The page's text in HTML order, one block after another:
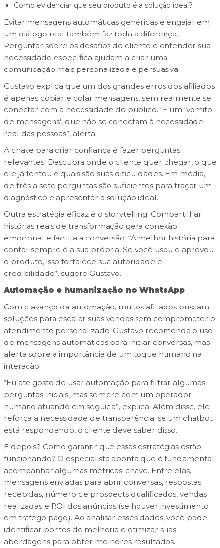
Como evidenciar que seu produto é a solução ideal?
Evitar mensagens automáticas genéricas e engajar em
um diálogo real também faz toda a diferença.
Perguntar sobre os desafios do cliente e entender sua
necessidade específica ajudam a criar uma
comunicação mais personalizada e persuasiva.
Gustavo explica que um dos grandes erros dos afiliados
é apenas copiar e colar mensagens, sem realmente se
conectar com a necessidade do público. “É um ‘vômito
de mensagens’, que não se conectam à necessidade
real das pessoas”, alerta.
A chave para criar confiança é fazer perguntas
relevantes. Descubra onde o cliente quer chegar, o que
ele já tentou e quais são suas dificuldades. Em média,
de três a sete perguntas são suficientes para traçar um
diagnóstico e apresentar a solução ideal.
Outra estratégia eficaz é o storytelling. Compartilhar
histórias reais de transformação gera conexão
emocional e facilita a conversão. “A melhor história para
contar sempre é a sua própria. Se você usou e aprovou
o produto, isso fortalece sua autoridade e
credibilidade”, sugere Gustavo.
Automação e humanização no WhatsApp
Com o avanço da automação, muitos afiliados buscam
soluções para escalar suas vendas sem comprometer o
atendimento personalizado. Gustavo recomenda o uso
de mensagens automáticas para iniciar conversas, mas
alerta sobre a importância de um toque humano na
interação.
“Eu até gosto de usar automação para filtrar algumas
perguntas iniciais, mas sempre com um operador
humano atuando em seguida”, explica. Além disso, ele
reforça a necessidade de transparência: se um chatbot
está respondendo, o cliente deve saber disso.
E depois? Como garantir que essas estratégias estão
funcionando? O especialista aponta que é fundamental
acompanhar algumas métricas-chave. Entre elas,
mensagens enviadas para abrir conversas, respostas
recebidas, número de prospects qualificados, vendas
realizadas e ROI dos anúncios (se houver investimento
em tráfego pago). Ao analisar esses dados, você pode
identificar pontos de melhoria e otimizar suas
abordagens para obter melhores resultados.